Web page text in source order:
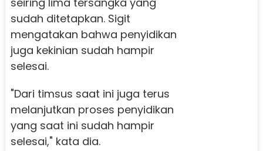
sudah ditetapkan. Sigit
mengatakan bahwa penyidikan
juga kekinian sudah hampir
selesai.
"Dari timsus saat ini juga terus
melanjutkan proses penyidikan
yang saat ini sudah hampir
selesai," kata dia.